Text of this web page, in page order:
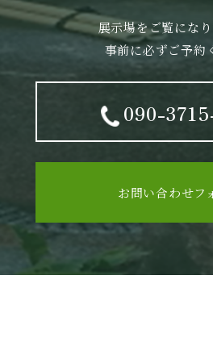
展示場をご覧にな
事前に必ずご予約
090-
お問い合わせフ